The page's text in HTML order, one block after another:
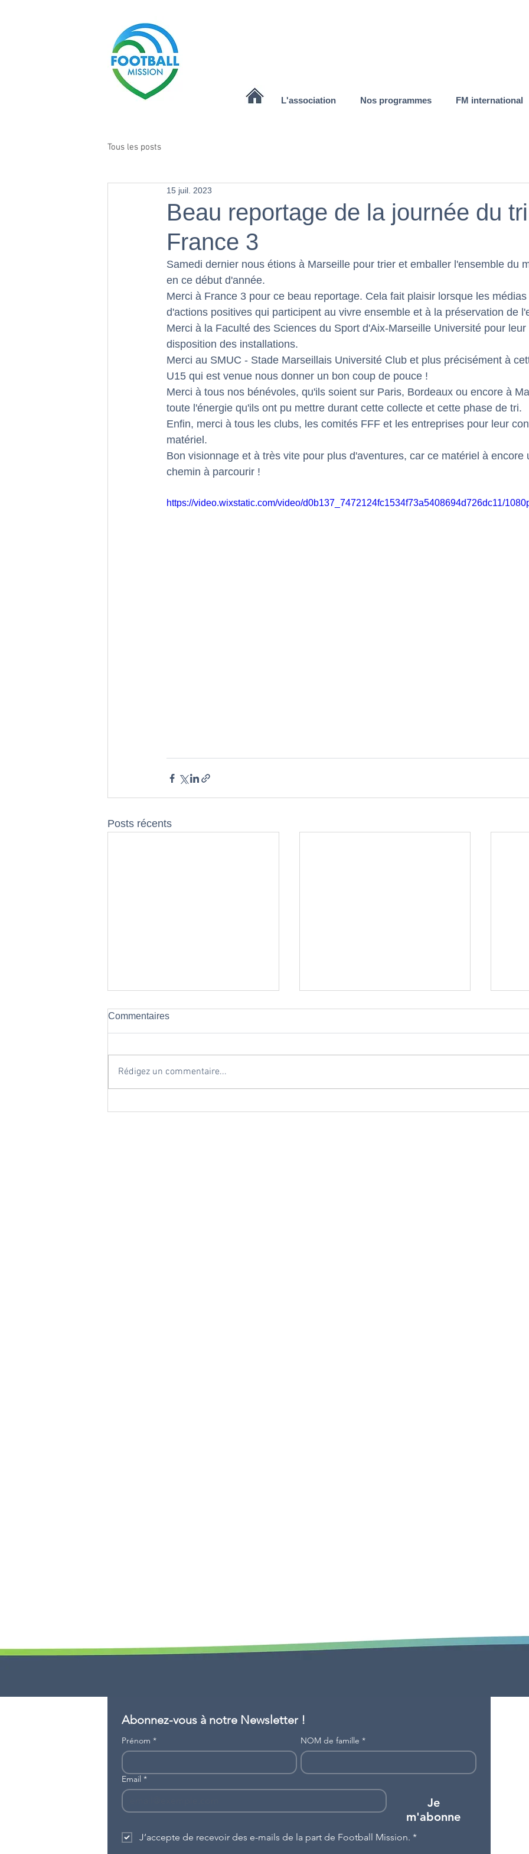
L'association Nos programmes FM international
Tous les posts
Beau reportage de la journée du
France 3
15 juil. 2023
Samedi dernier nous étions à Marseille pour trier et emballer l'ensemble du
en ce début d'année.
Merci à France 3 pour ce beau reportage. Cela fait plaisir lorsque les
d'actions positives qui participent au vivre ensemble et à la préservation de
Merci à la Faculté des Sciences du Sport d'Aix-Marseille Université pour leur
disposition des installations.
Merci au SMUC - Stade Marseillais Université Club et plus précisément à
U15 qui est venue nous donner un bon coup de pouce !
Merci à tous nos bénévoles, qu'ils soient sur Paris, Bordeaux ou encore à
toute l'énergie qu'ils ont pu mettre durant cette collecte et cette phase de tri.
Enfin, merci à tous les clubs, les comités FFF et les entreprises pour leur
matériel.
Bon visionnage et à très vite pour plus d'aventures, car ce matériel à encore
chemin à parcourir !
https://video.wixstatic.com/video/d0b137_7472124fc1534f73a5408694d726dc11/
Posts récents
Commentaires
Rédigez un commentaire...
Abonnez-vous à notre Newsletter !
Prénom * NOM de famille *
Email *
Je
m'abonne
J’accepte de recevoir des e-mails de la part de Football Mission. *